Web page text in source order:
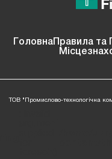
Головна Правила та
ТОВ "Промислово-технологічна